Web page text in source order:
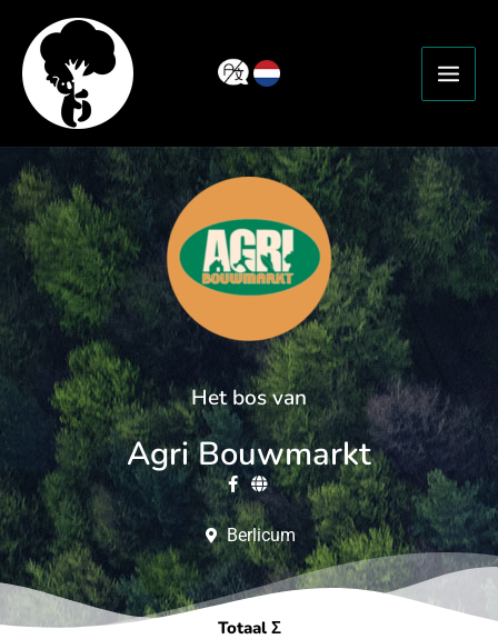
naar
inhoud
Het bos van
Agri Bouwmarkt
Berlicum
Totaal Σ